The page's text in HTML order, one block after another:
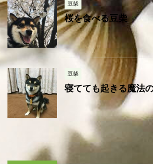
豆柴
桜を食べる豆柴
豆柴
寝てても起きる魔法